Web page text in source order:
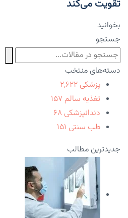
تقویت می‌کند
بخوانید
جستجو
دسته‌های منتخب
پزشکی ۲,۶۲۲
تغذیه سالم ۱۵۷
دندانپزشکی ۶۸
طب سنتی ۱۵۱
جدیدترین مطالب